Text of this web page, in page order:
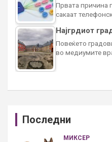
Првата причина
сакаат
Најгрдиот
Повеќето
во медиумите
Последни
МИКСЕР